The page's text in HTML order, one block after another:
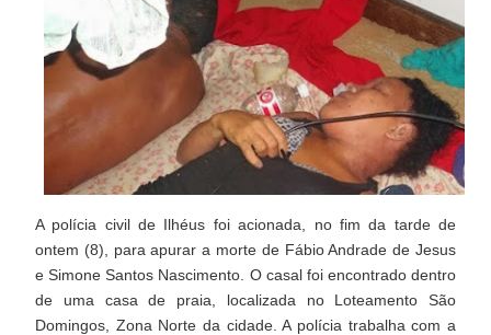
A polícia civil de Ilhéus foi acionada, no fim da tarde de
ontem (8), para apurar a morte de Fábio Andrade de Jesus
e Simone Santos Nascimento. O casal foi encontrado dentro
de uma casa de praia, localizada no Loteamento São
Domingos, Zona Norte da cidade. A polícia trabalha com a